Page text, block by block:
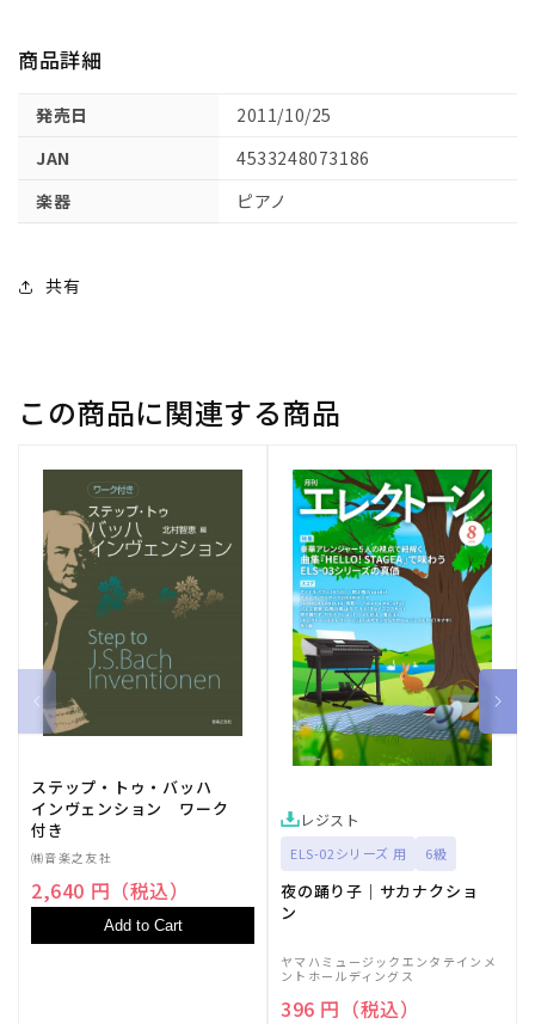
４
ピ
ア
ノ
ソ
ロ
Ｂ
ａ
ｕ
Ｗ
ｒ
ｌ
ｄ
／
宇
多
田
ヒ
ル
の
数
を
ｕ
Ｗ
ｏ
ｒ
ｌ
ｄ
／
宇
多
ヒ
ル
の
量
を
増
商品詳細
発売日
2011/10/25
JAN
4533248073186
楽器
ピアノ
共有
この商品に関連する商品
ステップ・トゥ・バッハ
インヴェンション ワーク
付き
㈱音楽之友社
2,640 円（税込）
Add to Cart
レジスト
ELS-02シリーズ 用 6級
夜の踊り子｜サカナクショ
ン
ヤマハミュージックエンタテインメ
ントホールディングス
396 円（税込）